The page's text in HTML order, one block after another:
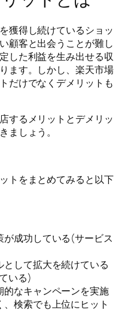
獲得し続けているショッ
顧客と出会うことが難し
した利益を生み出せる収
ます。しかし、楽天市場
だけでなくデメリットも
するメリットとデメリッ
ましょう。
トをまとめてみると以下
成功している(サービス
として拡大を続けている
いる)
的なキャンペーンを実施
、検索でも上位にヒット